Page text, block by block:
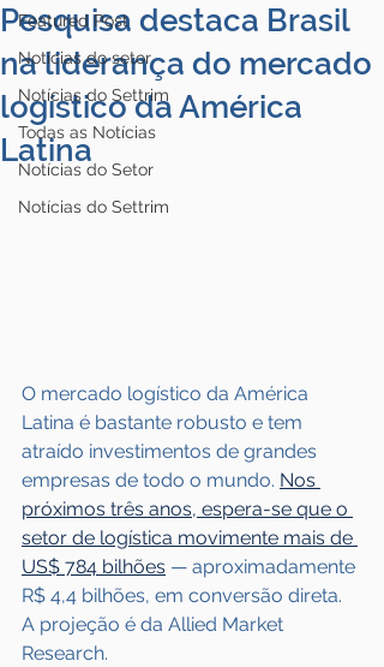
Featured Post
Notícias do setor
Notícias do Settrim
Todas as Notícias
Notícias do Setor
Notícias do Settrim
Pesquisa destaca Brasil
na liderança do mercado
logístico da América
Latina
O mercado logístico da América
Latina é bastante robusto e tem
atraído investimentos de grandes
empresas de todo o mundo. Nos
próximos três anos, espera-se que o
setor de logística movimente mais de
US$ 784 bilhões — aproximadamente
R$ 4,4 bilhões, em conversão direta.
A projeção é da Allied Market
Research.